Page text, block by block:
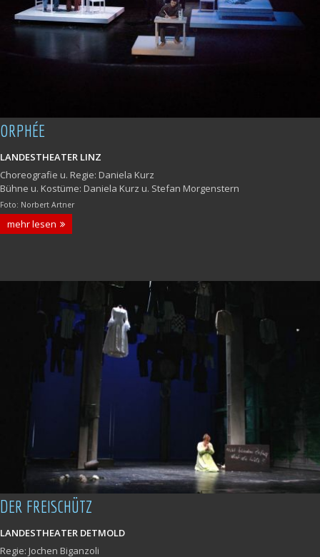
ORPHÉE
LANDESTHEATER LINZ
Choreografie u. Regie: Daniela Kurz
Bühne u. Kostüme: Daniela Kurz u. Stefan Morgenstern
Foto: Norbert Artner
mehr lesen
DER FREISCHÜTZ
LANDESTHEATER DETMOLD
Regie: Jochen Biganzoli